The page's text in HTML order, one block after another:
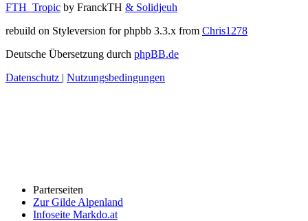
FTH_Tropic by FranckTH & Solidjeuh
rebuild on Styleversion for phpbb 3.3.x from Chris1278
Deutsche Übersetzung durch phpBB.de
Datenschutz | Nutzungsbedingungen
Parterseiten
Zur Gilde Alpenland
Infoseite Markdo.at